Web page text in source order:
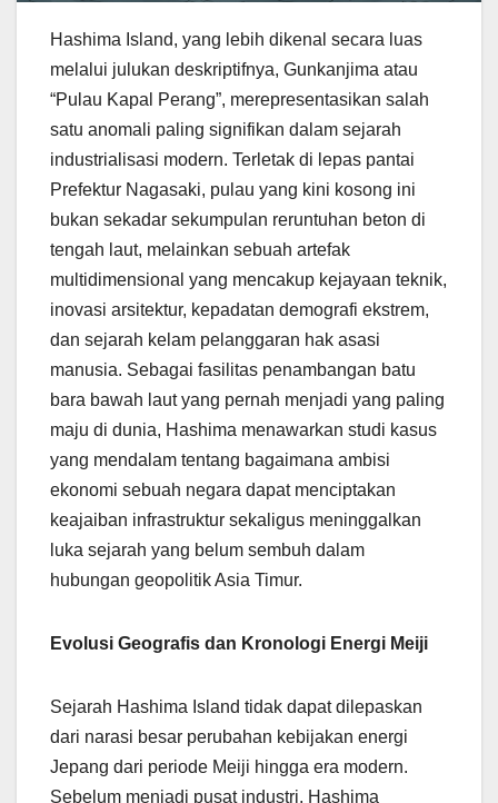
Hashima Island, yang lebih dikenal secara luas
melalui julukan deskriptifnya, Gunkanjima atau
“Pulau Kapal Perang”, merepresentasikan salah
satu anomali paling signifikan dalam sejarah
industrialisasi modern. Terletak di lepas pantai
Prefektur Nagasaki, pulau yang kini kosong ini
bukan sekadar sekumpulan reruntuhan beton di
tengah laut, melainkan sebuah artefak
multidimensional yang mencakup kejayaan teknik,
inovasi arsitektur, kepadatan demografi ekstrem,
dan sejarah kelam pelanggaran hak asasi
manusia. Sebagai fasilitas penambangan batu
bara bawah laut yang pernah menjadi yang paling
maju di dunia, Hashima menawarkan studi kasus
yang mendalam tentang bagaimana ambisi
ekonomi sebuah negara dapat menciptakan
keajaiban infrastruktur sekaligus meninggalkan
luka sejarah yang belum sembuh dalam
hubungan geopolitik Asia Timur.
Evolusi Geografis dan Kronologi Energi Meiji
Sejarah Hashima Island tidak dapat dilepaskan
dari narasi besar perubahan kebijakan energi
Jepang dari periode Meiji hingga era modern.
Sebelum menjadi pusat industri, Hashima